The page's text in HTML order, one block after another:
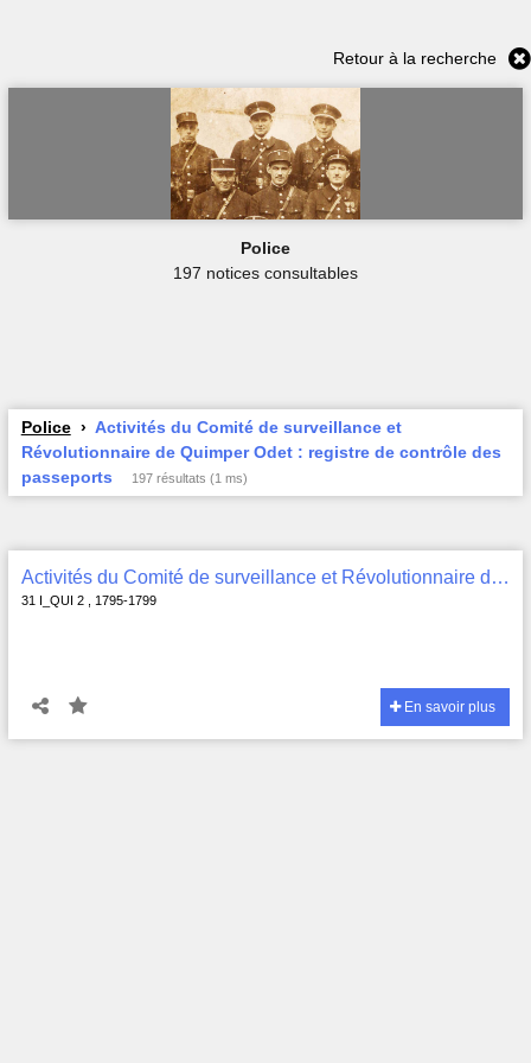
Retour à la recherche
Police
197 notices consultables
Police
Activités du Comité de surveillance et
Révolutionnaire de Quimper Odet : registre de contrôle des
passeports
197 résultats (1 ms)
Activités du Comité de surveillance et Révolutionnaire de Quimper Odet : registre de contrôle des passeports , 31 I_QUI 2
31 I_QUI 2 , 1795-1799
En savoir plus